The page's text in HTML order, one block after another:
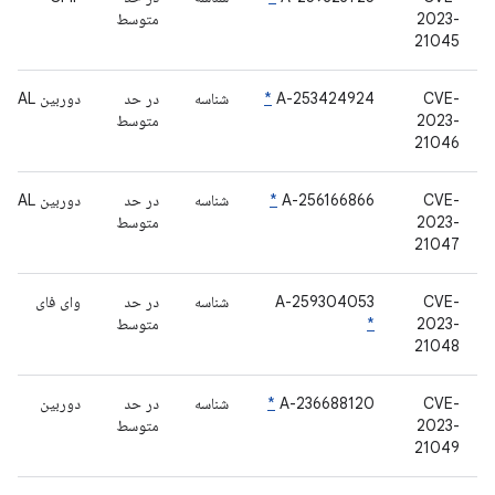
2023-
21045
متوسط
CVE-
2023-
21046
A-253424924
* شناسه
در حد
متوسط
دوربین HAL
CVE-
2023-
21047
A-256166866
* شناسه
در حد
متوسط
دوربین HAL
CVE-
2023-
21048
A-259304053
*
شناسه
در حد
متوسط
وای فای
CVE-
2023-
21049
A-236688120
* شناسه
در حد
متوسط
دوربین